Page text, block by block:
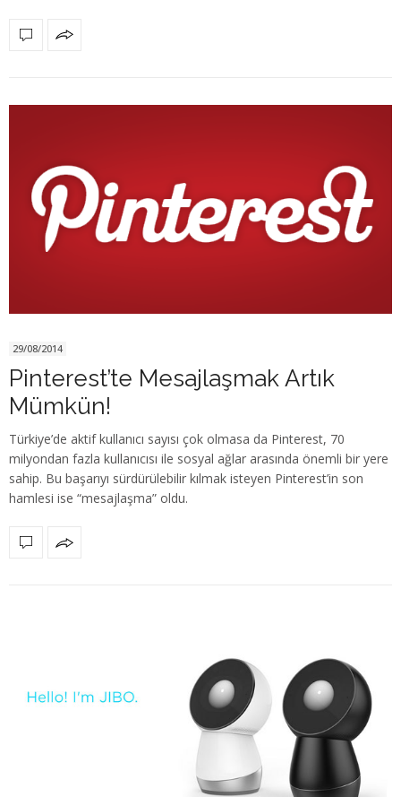
29/08/2014
Pinterest’te Mesajlaşmak Artık
Mümkün!
Türkiye’de aktif kullanıcı sayısı çok olmasa da Pinterest, 70
milyondan fazla kullanıcısı ile sosyal ağlar arasında önemli bir yere
sahip. Bu başarıyı sürdürülebilir kılmak isteyen Pinterest’in son
hamlesi ise “mesajlaşma” oldu.